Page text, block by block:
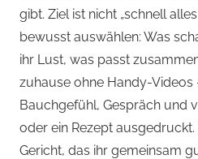
gibt. Ziel ist nicht „schnell
bewusst auswählen: Was
ihr Lust, was passt
zuhause ohne Handy-Videos
Bauchgefühl, Gespräch und
oder ein Rezept ausgedruckt.
Gericht, das ihr gemeinsam